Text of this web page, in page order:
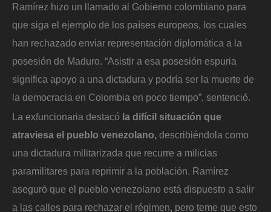
Ramírez hizo un llamado al Gobierno colombiano para
que siga el ejemplo de los países europeos, los cuales
han rechazado enviar representación diplomática a la
posesión de Maduro. “Asistir a esa posesión espuria
significa apoyo a una dictadura y podría ser la muerte de
la democracia en Colombia en poco tiempo”, sentenció.
La exfuncionaria destacó la difícil situación que
atraviesa el pueblo venezolano, describiéndola como
una dictadura militarizada que recurre a milicias
paramilitares para reprimir a la población. Ramírez
aseguró que el pueblo venezolano está dispuesto a salir
a las calles para rechazar el régimen, pero teme que esto